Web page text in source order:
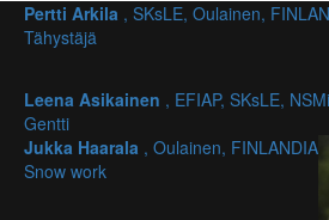
Pertti Arkila , SKsLE, Oulainen,
Tähystäjä
Leena Asikainen , EFIAP, SKsLE,
Gentti
Jukka Haarala , Oulainen, FINLANDIA
Snow work